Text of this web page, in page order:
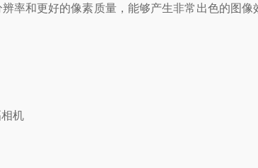
率和更好的像素质量，能够产生非常出色的图